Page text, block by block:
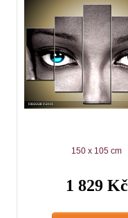
150 x 105 cm
1 829 Kč